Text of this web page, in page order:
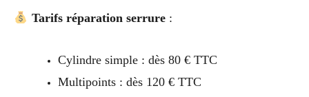
Tarifs réparation serrure:
Cylindre simple : dès 80 € TTC
Multipoints : dès 120 € TTC